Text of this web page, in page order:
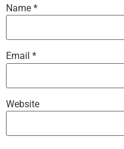
Name *
Email *
Website